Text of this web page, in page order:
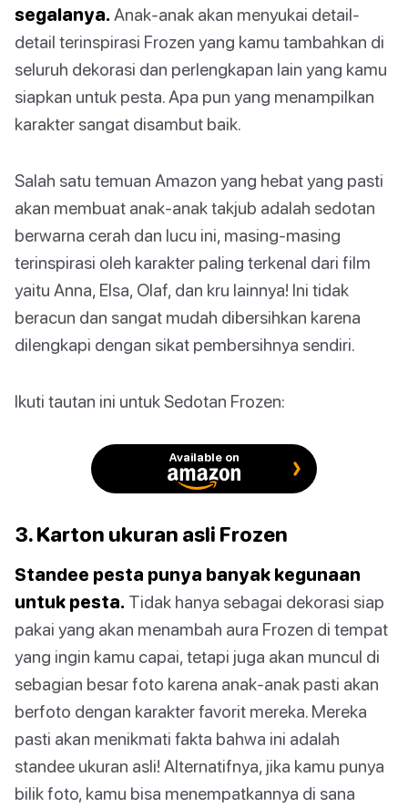
segalanya. Anak-anak akan menyukai detail-
detail terinspirasi Frozen yang kamu tambahkan di
seluruh dekorasi dan perlengkapan lain yang kamu
siapkan untuk pesta. Apa pun yang menampilkan
karakter sangat disambut baik.
Salah satu temuan Amazon yang hebat yang pasti
akan membuat anak-anak takjub adalah sedotan
berwarna cerah dan lucu ini, masing-masing
terinspirasi oleh karakter paling terkenal dari film
yaitu Anna, Elsa, Olaf, dan kru lainnya! Ini tidak
beracun dan sangat mudah dibersihkan karena
dilengkapi dengan sikat pembersihnya sendiri.
Ikuti tautan ini untuk Sedotan Frozen:
Available on
3. Karton ukuran asli Frozen
Standee pesta punya banyak kegunaan
untuk pesta. Tidak hanya sebagai dekorasi siap
pakai yang akan menambah aura Frozen di tempat
yang ingin kamu capai, tetapi juga akan muncul di
sebagian besar foto karena anak-anak pasti akan
berfoto dengan karakter favorit mereka. Mereka
pasti akan menikmati fakta bahwa ini adalah
standee ukuran asli! Alternatifnya, jika kamu punya
bilik foto, kamu bisa menempatkannya di sana